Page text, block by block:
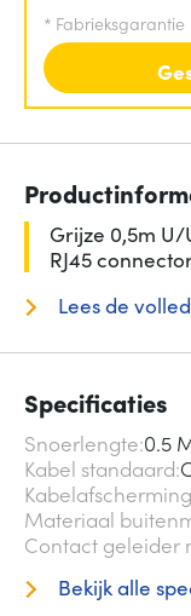
*
Grijze 0,5m U/
RJ45
Lees de
Specificaties
Snoerlengte 0.5
Kabel standaard
Kabelafscherming
Materiaal
Contact geleider
Bekijk alle